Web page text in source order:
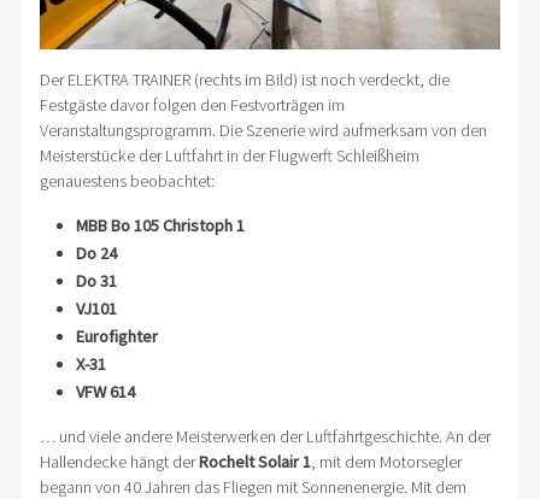
Der ELEKTRA TRAINER (rechts im Bild) ist noch verdeckt, die
Festgäste davor folgen den Festvorträgen im
Veranstaltungsprogramm. Die Szenerie wird aufmerksam von den
Meisterstücke der Luftfahrt in der Flugwerft Schleißheim
genauestens beobachtet:
MBB Bo 105 Christoph 1
Do 24
Do 31
VJ101
Eurofighter
X-31
VFW 614
… und viele andere Meisterwerken der Luftfahrtgeschichte. An der
Hallendecke hängt derRochelt Solair 1, mit dem Motorsegler
begann von 40 Jahren das Fliegen mit Sonnenenergie. Mit dem